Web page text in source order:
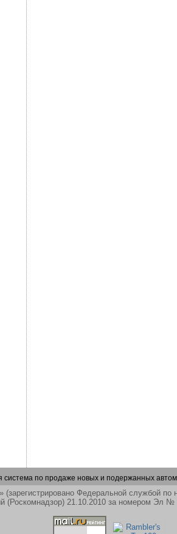
система по продаже новых и подержанных
Федеральной службой
(Роскомнадзор) 21.10.2010 за номером Эл